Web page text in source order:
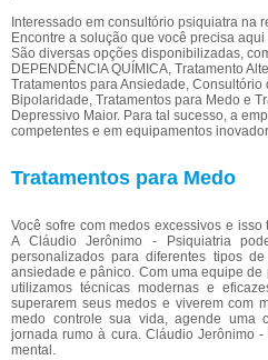
Interessado em consultório psiquiatra na
Encontre a solução que você precisa
São diversas opções disponibilizadas,
DEPENDÊNCIA QUÍMICA, Tratamento
Tratamentos para Ansiedade,
Bipolaridade, Tratamentos para Medo e
Depressivo Maior. Para tal sucesso, a
competentes e em equipamentos
Tratamentos para Medo
Você sofre com medos excessivos e
A Cláudio Jerônimo - Psiquiatria
personalizados para diferentes tipos
ansiedade e pânico. Com uma equipe
utilizamos técnicas modernas e
superarem seus medos e viverem com
medo controle sua vida, agende uma
jornada rumo à cura. Cláudio Jerônimo
mental.